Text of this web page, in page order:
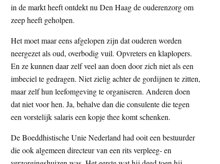
in de markt heeft ontdekt nu Den Haag de ouderenzorg om
zeep heeft geholpen.
Het moet maar eens afgelopen zijn dat ouderen worden
neergezet als oud, overbodig vuil. Opvreters en klaplopers.
En ze kunnen daar zelf veel aan doen door zich niet als een
imbeciel te gedragen. Niet zielig achter de gordijnen te zitten,
maar zelf hun leefomgeving te organiseren. Anderen doen
dat niet voor hen. Ja, behalve dan die consulente die tegen
een vorstelijk salaris een kopje thee komt schenken.
De Boeddhistische Unie Nederland had ooit een bestuurder
die ook algemeen directeur van een rits verpleeg- en